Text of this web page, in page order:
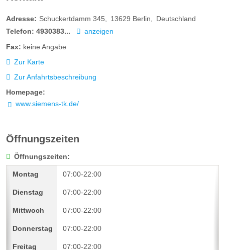
Adresse: Schuckertdamm 345 13629 Berlin
Deutschland
Telefon: 4930383...
anzeigen
Fax: keine Angabe
Zur Karte
Zur Anfahrtsbeschreibung
Homepage:
www.siemens-tk.de/
Öffnungszeiten
Öffnungszeiten:
07:00-22:00
07:00-22:00
07:00-22:00
07:00-22:00
07:00-22:00